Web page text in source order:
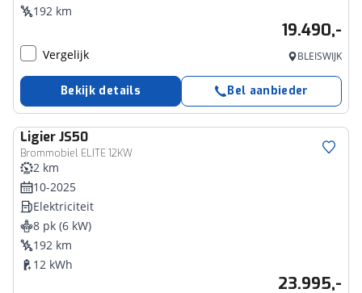
192 km
19.490,-
Vergelijk BLEISWIJK
Bekijk details Bel aanbieder
LigierJS50
Brommobiel ELITE 12KW
2 km
10-2025
Elektriciteit
8 pk (6 kW)
192 km
12 kWh
23.995,-